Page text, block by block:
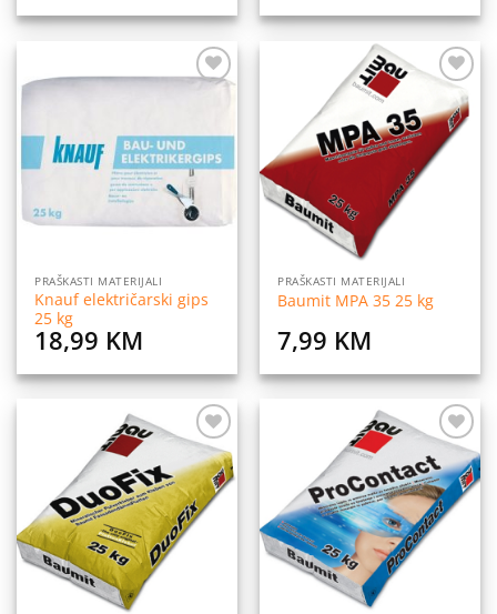
PRAŠKASTI MATERIJALI
Knauf električarski gips
25 kg
18,99 KM
Dodaj
na
listu
želja
PRAŠKASTI MATERIJALI
Baumit MPA 35 25 kg
7,99 KM
Dodaj
na
listu
želja
Dodaj
na
listu
želja